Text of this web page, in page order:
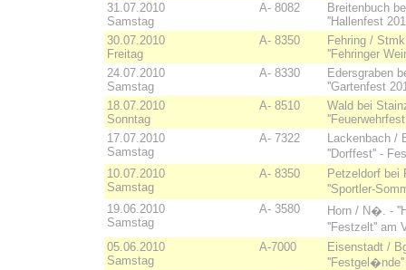
31.07.2010
Samstag
A- 8082
Breitenbuch
''Hallenfest
30.07.2010
Freitag
A- 8350
Fehring /
''Fehringer
24.07.2010
Samstag
A- 8330
Edersgraben
''Gartenfest
18.07.2010
Sonntag
A- 8510
Wald bei
17.07.2010
Samstag
A- 7322
Lackenbach /
''Dorffest'' -
10.07.2010
Samstag
A- 8350
Petzeldorf bei
''Sportler-
19.06.2010
Samstag
A- 3580
Horn / N�. -
''Festzelt'' am
05.06.2010
Samstag
A-7000
Eisenstadt /